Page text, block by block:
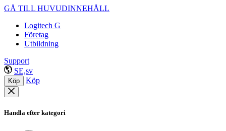
GÅ TILL HUVUDINNEHÅLL
Logitech G
Företag
Utbildning
Support
SE,sv
Köp Köp
Handla efter kategori